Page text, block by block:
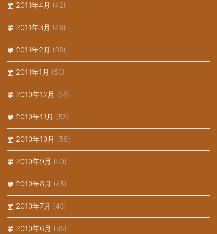
2011年4月 (42)
2011年3月 (48)
2011年2月 (38)
2011年1月 (50)
2010年12月 (51)
2010年11月 (52)
2010年10月 (58)
2010年9月 (50)
2010年8月 (45)
2010年7月 (43)
2010年6月 (35)